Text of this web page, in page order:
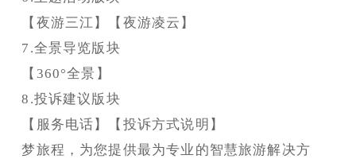
【夜游三江】【夜游凌云】
7.全景导览版块
【360°全景】
8.投诉建议版块
【服务电话】【投诉方式说明】
梦旅程，为您提供最为专业的智慧旅游解决方